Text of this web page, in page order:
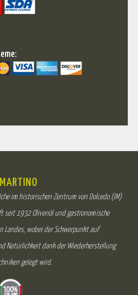
im historischen Zentrum von Dolcedo (IM)
seit 1932 Olivenöl und gastronomische
Landes, wobei der Schwerpunkt auf
Natürlichkeit dank der Wiederherstellung
gelegt wird.